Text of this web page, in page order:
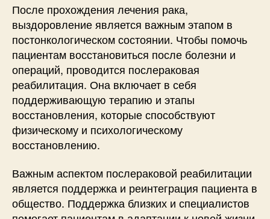
После прохождения лечения рака,
выздоровление является важным этапом в
постонкологическом состоянии. Чтобы помочь
пациентам восстановиться после болезни и
операций, проводится послераковая
реабилитация. Она включает в себя
поддерживающую терапию и этапы
восстановления, которые способствуют
физическому и психологическому
восстановлению.
Важным аспектом послераковой реабилитации
является поддержка и реинтеграция пациента в
общество. Поддержка близких и специалистов